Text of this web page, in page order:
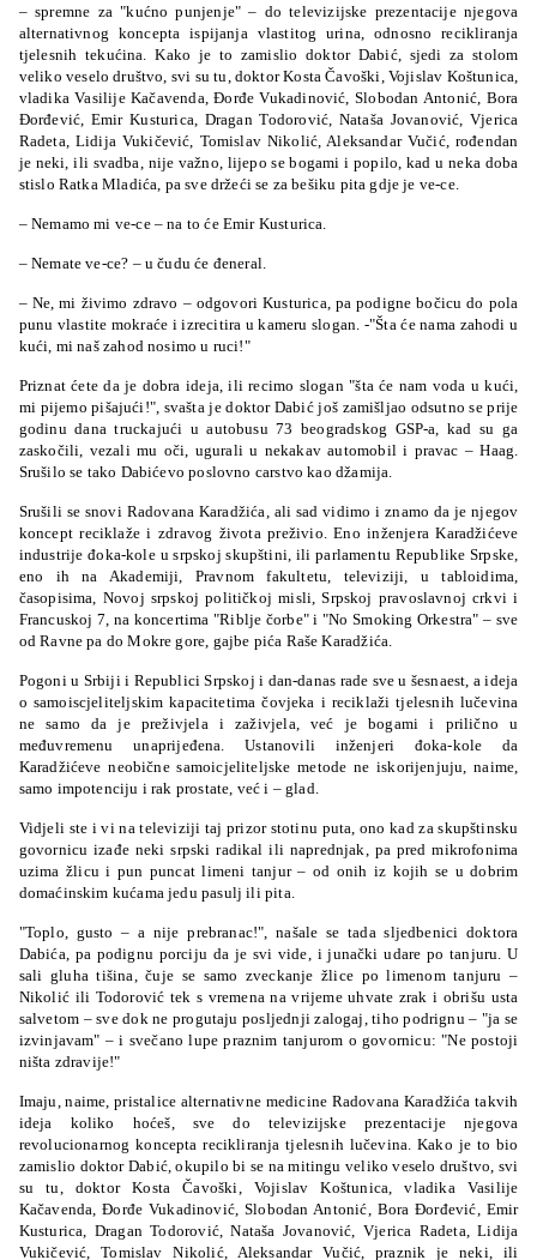
– spremne za "kućno punjenje" – do televizijske prezentacije njegova
alternativnog koncepta ispijanja vlastitog urina, odnosno recikliranja
tjelesnih tekućina. Kako je to zamislio doktor Dabić, sjedi za stolom
veliko veselo društvo, svi su tu, doktor Kosta Čavoški, Vojislav Koštunica,
vladika Vasilije Kačavenda, Đorđe Vukadinović, Slobodan Antonić, Bora
Đorđević, Emir Kusturica, Dragan Todorović, Nataša Jovanović, Vjerica
Radeta, Lidija Vukičević, Tomislav Nikolić, Aleksandar Vučić, rođendan
je neki, ili svadba, nije važno, lijepo se bogami i popilo, kad u neka doba
stislo Ratka Mladića, pa sve držeći se za bešiku pita gdje je ve-ce.
– Nemamo mi ve-ce – na to će Emir Kusturica.
– Nemate ve-ce? – u čudu će đeneral.
– Ne, mi živimo zdravo – odgovori Kusturica, pa podigne bočicu do pola
punu vlastite mokraće i izrecitira u kameru slogan. -"Šta će nama zahodi u
kući, mi naš zahod nosimo u ruci!"
Priznat ćete da je dobra ideja, ili recimo slogan "šta će nam voda u kući,
mi pijemo pišajući!", svašta je doktor Dabić još zamišljao odsutno se prije
godinu dana truckajući u autobusu 73 beogradskog GSP-a, kad su ga
zaskočili, vezali mu oči, ugurali u nekakav automobil i pravac – Haag.
Srušilo se tako Dabićevo poslovno carstvo kao džamija.
Srušili se snovi Radovana Karadžića, ali sad vidimo i znamo da je njegov
koncept reciklaže i zdravog života preživio. Eno inženjera Karadžićeve
industrije đoka-kole u srpskoj skupštini, ili parlamentu Republike Srpske,
eno ih na Akademiji, Pravnom fakultetu, televiziji, u tabloidima,
časopisima, Novoj srpskoj političkoj misli, Srpskoj pravoslavnoj crkvi i
Francuskoj 7, na koncertima "Riblje čorbe" i "No Smoking Orkestra" – sve
od Ravne pa do Mokre gore, gajbe pića Raše Karadžića.
Pogoni u Srbiji i Republici Srpskoj i dan-danas rade sve u šesnaest, a ideja
o samoiscjeliteljskim kapacitetima čovjeka i reciklaži tjelesnih lučevina
ne samo da je preživjela i zaživjela, već je bogami i prilično u
međuvremenu unaprijeđena. Ustanovili inženjeri đoka-kole da
Karadžićeve neobične samoicjeliteljske metode ne iskorijenjuju, naime,
samo impotenciju i rak prostate, već i – glad.
Vidjeli ste i vi na televiziji taj prizor stotinu puta, ono kad za skupštinsku
govornicu izađe neki srpski radikal ili naprednjak, pa pred mikrofonima
uzima žlicu i pun puncat limeni tanjur – od onih iz kojih se u dobrim
domaćinskim kućama jedu pasulj ili pita.
"Toplo, gusto – a nije prebranac!", našale se tada sljedbenici doktora
Dabića, pa podignu porciju da je svi vide, i junački udare po tanjuru. U
sali gluha tišina, čuje se samo zveckanje žlice po limenom tanjuru –
Nikolić ili Todorović tek s vremena na vrijeme uhvate zrak i obrišu usta
salvetom – sve dok ne progutaju posljednji zalogaj, tiho podrignu – "ja se
izvinjavam" – i svečano lupe praznim tanjurom o govornicu: "Ne postoji
ništa zdravije!"
Imaju, naime, pristalice alternativne medicine Radovana Karadžića takvih
ideja koliko hoćeš, sve do televizijske prezentacije njegova
revolucionarnog koncepta recikliranja tjelesnih lučevina. Kako je to bio
zamislio doktor Dabić, okupilo bi se na mitingu veliko veselo društvo, svi
su tu, doktor Kosta Čavoški, Vojislav Koštunica, vladika Vasilije
Kačavenda, Đorđe Vukadinović, Slobodan Antonić, Bora Đorđević, Emir
Kusturica, Dragan Todorović, Nataša Jovanović, Vjerica Radeta, Lidija
Vukičević, Tomislav Nikolić, Aleksandar Vučić, praznik je neki, ili